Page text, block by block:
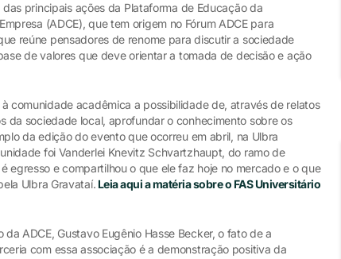
principais ações da Plataforma de Educação da
(ADCE), que tem origem no Fórum ADCE para
reúne pensadores de renome para discutir a sociedade
de valores que deve orientar a tomada de decisão e ação
comunidade acadêmica a possibilidade de, através de relatos
da sociedade local, aprofundar o conhecimento sobre os
da edição do evento que ocorreu em abril, na Ulbra
foi Vanderlei Knevitz Schvartzhaupt, do ramo de
egresso e compartilhou o que ele faz hoje no mercado e o que
Ulbra Gravataí. Leia aqui a matéria sobre o FAS Universitário
ADCE, Gustavo Eugênio Hasse Becker, o fato de a
com essa associação é a demonstração positiva da